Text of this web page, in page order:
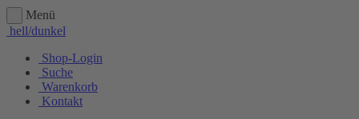
Menü
hell/dunkel
Shop-Login
Suche
Warenkorb
Kontakt